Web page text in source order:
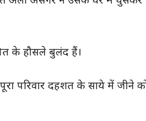
के हौसले बुलंद हैं।
परिवार दहशत के साये में जीने